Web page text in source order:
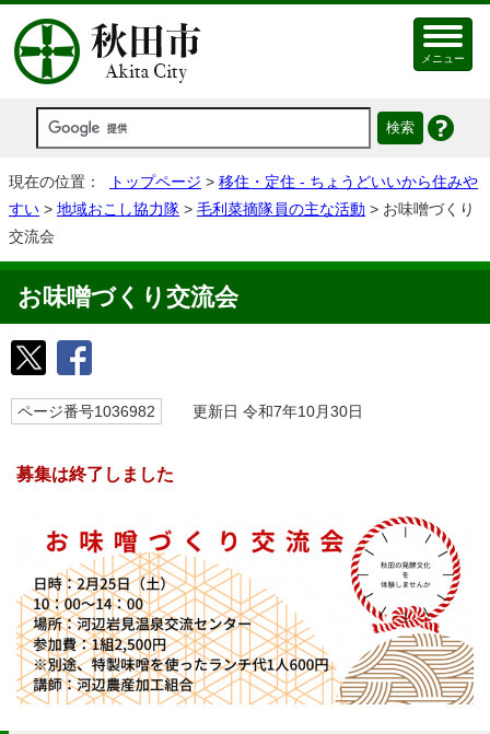
メニュー
現在の位置： トップページ > 移住・定住 - ちょうどいいから住みや
すい > 地域おこし協力隊 > 毛利菜摘隊員の主な活動 > お味噌づくり
交流会
お味噌づくり交流会
ページ番号1036982 更新日 令和7年10月30日
募集は終了しました